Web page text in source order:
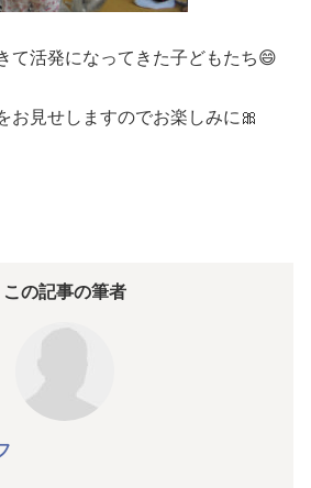
て活発になってきた子どもたち😄
お見せしますのでお楽しみに🎀
この記事の筆者